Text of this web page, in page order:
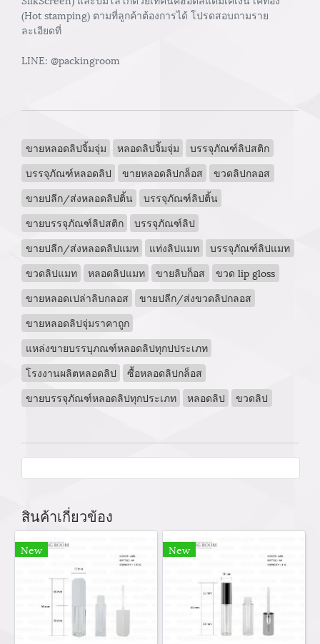
(Hot stamping) ตามที่ลูกค้าต้องการได้ โปรดสอบถามราย
ละเอียดที่
LINE: @packingroom
ขายหลอดลิปจิ้มจุ่ม หลอดลิปจิ้มจุ่ม
บรรจุภัณฑ์ลิปสติก
บรรจุภัณฑ์หลอดลิป
ขายหลอดลิปกล็อส
ขวดลิปกลอส
ขายปลีก/ส่งหลอดลิปติ้น
บรรจุภัณฑ์ลิปติ้น
ขายบรรจุภัณฑ์ลิปสติก
บรรจุภัณฑ์ลิป
ขายปลีก/ส่งหลอดลิปแมท
แท่งลิปแมท
บรรจุภัณฑ์ลิปแมท
ขวดลิปแมท
หลอดลิปแมท ขายลิบก็อส
ขวด lip gloss
ขายหลอดเปล่าลิบกลอส
ขายปลีก/ส่งขวดลิปกลอส
ขายหลอดลิปจุ่มราคาถูก
แหล่งขายบรรบุภณฑ์หลอดลิปทุกปประเภท
โรงงานผลิตหลอดลิป
ซื้อหลอดลิปกล็อส
ขายบรรจุภัณฑ์หลอดลิปทุกประเภท
หลอดลิป ขวดลิป
สินค้าเกี่ยวข้อง
New New